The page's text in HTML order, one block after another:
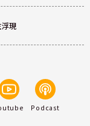
現
Podcast